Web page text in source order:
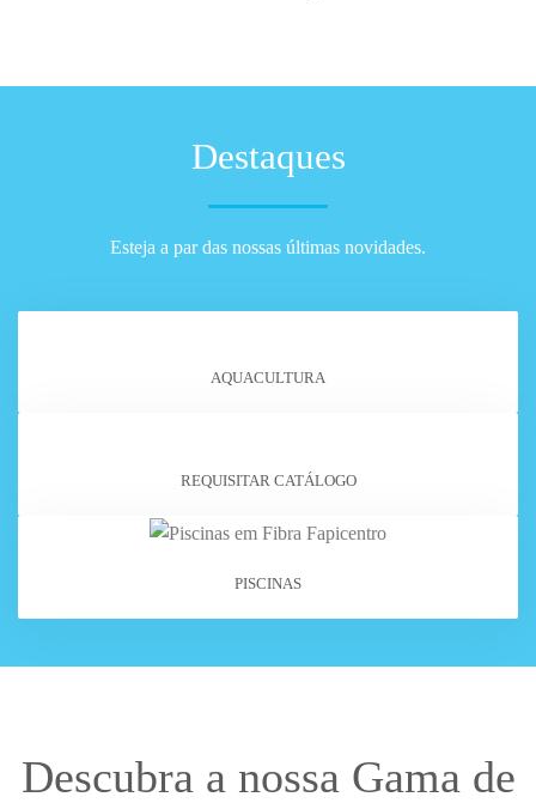
Destaques
Esteja a par das nossas últimas novidades.
AQUACULTURA
REQUISITAR CATÁLOGO
PISCINAS
Descubra a nossa Gama de